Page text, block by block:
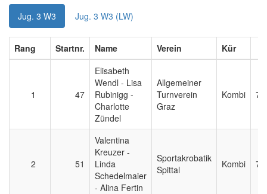
Jug. 3 W3 Jug. 3 W3 (LW)
Rang Startnr. Name Verein Kür
1 47
Elisabeth
Wendl - Lisa
Rubinigg -
Charlotte
Zündel
Allgemeiner
Turnverein
Graz
Kombi
2 51
Valentina
Kreuzer -
Linda
Schedelmaier
- Alina Fertin
Sportakrobatik
Spittal
Kombi